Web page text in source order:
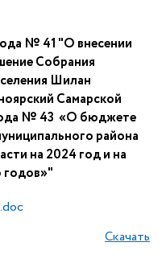
№ 41 "О внесении
Собрания
Шилан
Самарской
№ 43 «О бюджете
района
на 2024 год и на
годов»"
Скачать